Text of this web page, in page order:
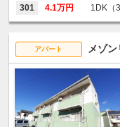
301 4.1万円 1DK（
アパート メゾン